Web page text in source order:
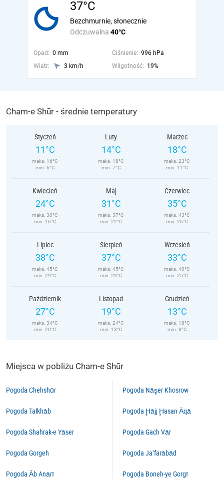
37°C
Odczuwalna 40°C
Bezchmurnie, słonecznie
Opad: 0 mm Ciśnienie: 996 hPa
Wiatr:
3 km/h Wilgotność: 19%
Cham-e Shūr - średnie temperatury
Styczeń
11°C
maks. 16°C
min. 6°C
Luty
14°C
maks. 18°C
min. 7°C
Marzec
18°C
maks. 23°C
min. 11°C
Kwiecień
24°C
maks. 30°C
min. 16°C
Maj
31°C
maks. 37°C
min. 22°C
Czerwiec
35°C
maks. 43°C
min. 26°C
Lipiec
38°C
maks. 45°C
min. 29°C
Sierpień
37°C
maks. 45°C
min. 29°C
Wrzesień
33°C
maks. 40°C
min. 25°C
Październik
27°C
maks. 34°C
min. 20°C
Listopad
19°C
maks. 24°C
min. 13°C
Grudzień
13°C
maks. 18°C
min. 8°C
Miejsca w pobliżu Cham-e Shūr
Pogoda Chehshūr
Pogoda Talkhāb
Pogoda Shahrak-e Yāser
Pogoda Gorgeh
Pogoda Āb Anārī
Pogoda Nāşer Khosrow
Pogoda Ḩājj Ḩasan Āqā
Pogoda Gach Vār
Pogoda Ja‘farābād
Pogoda Boneh-ye Gorgī